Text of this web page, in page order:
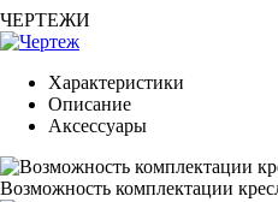
ЧЕРТЕЖИ
Характеристики
Описание
Аксессуары
Возможность комплектации